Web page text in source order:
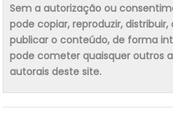
Sem a autorização ou
pode copiar, reproduzir,
publicar o conteúdo, de forma
pode cometer quaisquer outros
autorais deste site.